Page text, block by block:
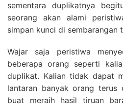
sementara duplikatnya
seorang akan alami
simpan kunci di sembarangan
Wajar saja peristiwa
beberapa orang seperti
duplikat. Kalian tidak dapat
lantaran banyak orang
buat meraih hasil tiruan